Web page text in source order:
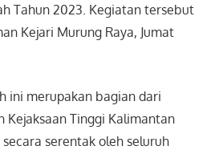
Tahun 2023. Kegiatan tersebut
Kejari Murung Raya, Jumat
ini merupakan bagian dari
Kejaksaan Tinggi Kalimantan
serentak oleh seluruh